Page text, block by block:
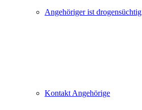
Angehöriger ist drogensüchtig
Kontakt Angehörige